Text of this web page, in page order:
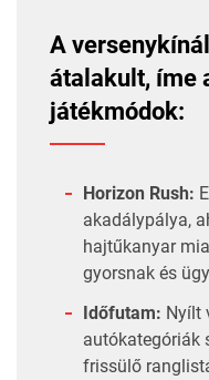
A
átalakult, íme
játékmódok:
Horizon Rush:
akadálypálya,
hajtűkanyar
gyorsnak és
Időfutam: Nyílt
autókategóriák
frissülő